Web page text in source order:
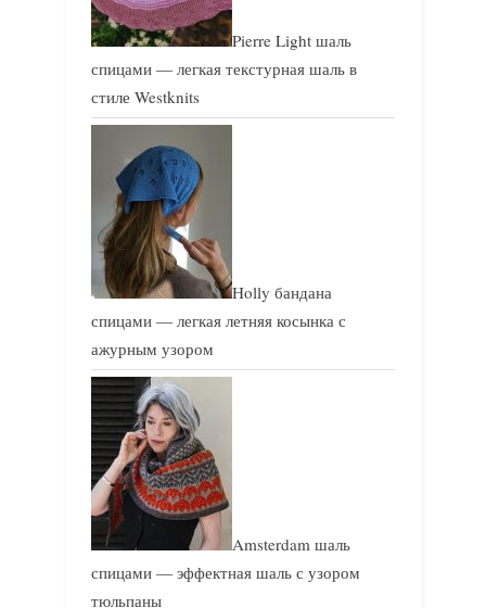
Pierre Light шаль
спицами — легкая текстурная шаль в
стиле Westknits
Holly бандана
спицами — легкая летняя косынка с
ажурным узором
Amsterdam шаль
спицами — эффектная шаль с узором
тюльпаны